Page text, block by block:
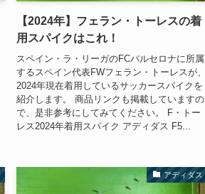
【2024年】フェラン・トーレスの着
用スパイクはこれ！
スペイン・ラ・リーガのFCバルセロナに所属
するスペイン代表FWフェラン・トーレスが、
2024年現在着用しているサッカースパイクを
紹介します。 商品リンクも掲載していますの
で、是非参考にしてみてください。 F・トー
レス2024年着用スパイク アディダス F5...
アディダス